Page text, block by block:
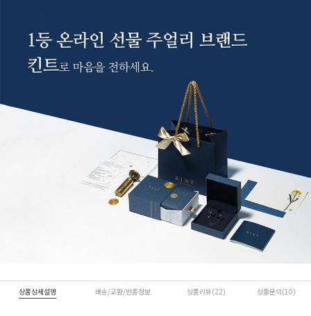
상품상세설명 배송/교환/반품정보 상품리뷰(22) 상품문의(10)